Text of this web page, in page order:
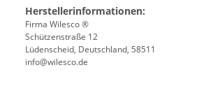
Herstellerinformationen:
Firma Wilesco ®
Schützenstraße 12
Lüdenscheid, Deutschland, 58511
info@wilesco.de